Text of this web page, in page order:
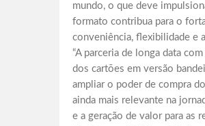
mundo, o que deve
formato contribua para o
conveniência, flexibilidade e
“A parceria de longa data
dos cartões em versão
ampliar o poder de compra
ainda mais relevante na
e a geração de valor para as